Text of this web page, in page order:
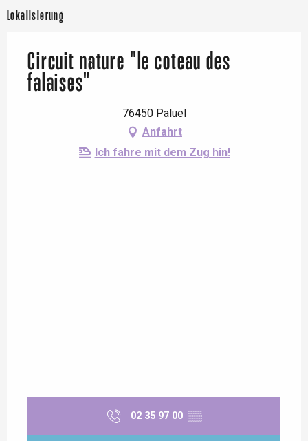
Lokalisierung
Circuit nature "le coteau des
falaises"
76450 Paluel
Anfahrt
Ich fahre mit dem Zug hin!
02 35 97 00 ▒▒